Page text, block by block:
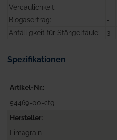
Verdaulichkeit:
-
Biogasertrag:
-
Anfälligkeit für Stängelfäule:
3
Spezifikationen
Artikel-Nr.
54469-00-cfg
Hersteller
Limagrain